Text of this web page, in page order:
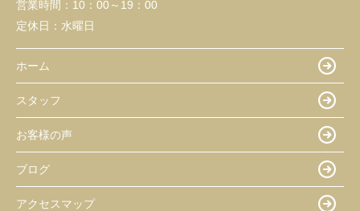
営業時間： 10：00～19：00
定休日： 水曜日
ホーム
スタッフ
お客様の声
ブログ
アクセスマップ